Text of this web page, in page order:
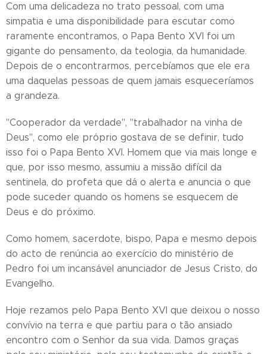
Com uma delicadeza no trato pessoal, com uma
simpatia e uma disponibilidade para escutar como
raramente encontramos, o Papa Bento XVI foi um
gigante do pensamento, da teologia, da humanidade.
Depois de o encontrarmos, percebíamos que ele era
uma daquelas pessoas de quem jamais esqueceríamos
a grandeza.
"Cooperador da verdade", "trabalhador na vinha de
Deus", como ele próprio gostava de se definir, tudo
isso foi o Papa Bento XVI. Homem que via mais longe e
que, por isso mesmo, assumiu a missão difícil da
sentinela, do profeta que dá o alerta e anuncia o que
pode suceder quando os homens se esquecem de
Deus e do próximo.
Como homem, sacerdote, bispo, Papa e mesmo depois
do acto de renúncia ao exercício do ministério de
Pedro foi um incansável anunciador de Jesus Cristo, do
Evangelho.
Hoje rezamos pelo Papa Bento XVI que deixou o nosso
convívio na terra e que partiu para o tão ansiado
encontro com o Senhor da sua vida. Damos graças